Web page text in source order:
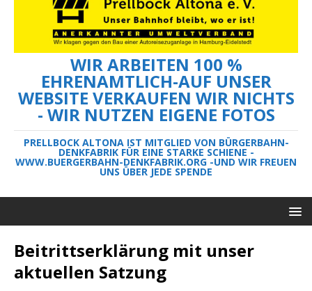
WIR ARBEITEN 100 %
EHRENAMTLICH-AUF UNSER
WEBSITE VERKAUFEN WIR NICHTS
- WIR NUTZEN EIGENE FOTOS
PRELLBOCK ALTONA IST MITGLIED VON BÜRGERBAHN-
DENKFABRIK FÜR EINE STARKE SCHIENE -
WWW.BUERGERBAHN-DENKFABRIK.ORG -UND WIR FREUEN
UNS ÜBER JEDE SPENDE
Beitrittserklärung mit unser
aktuellen Satzung